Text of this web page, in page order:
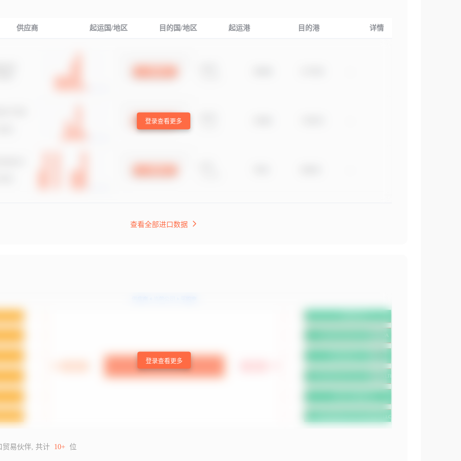
供应商 起运国/地区 目的国/地区 起运港 目的港 详情
登录查看更多
查看全部进口数据
登录查看更多
贸易伙伴, 共计 10+ 位